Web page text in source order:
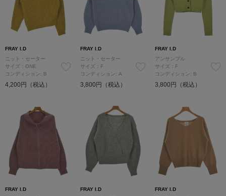
FRAY I.D
ニット・セーター
サイズ：ONE
コンディション: B
4,200円（税込）
FRAY I.D
ニット・セーター
サイズ：F
コンディション: A
3,800円（税込）
FRAY I.D
アンサンブル
サイズ：F
コンディション: B
3,800円（税込）
FRAY I.D
FRAY I.D
FRAY I.D